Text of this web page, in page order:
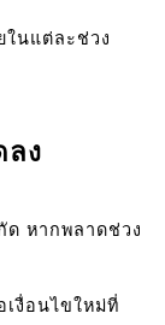
ในแต่ละช่วง
ลง
ด หากพลาดช่วง
งื่อนไขใหม่ที่